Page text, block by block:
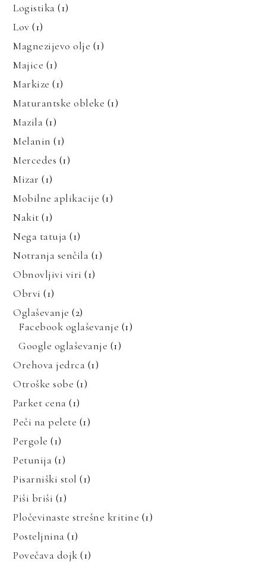
Logistika (1)
Lov (1)
Magnezijevo olje (1)
Majice (1)
Markize (1)
Maturantske obleke (1)
Mazila (1)
Melanin (1)
Mercedes (1)
Mizar (1)
Mobilne aplikacije (1)
Nakit (1)
Nega tatuja (1)
Notranja senčila (1)
Obnovljivi viri (1)
Obrvi (1)
Oglaševanje (2)
Facebook oglaševanje (1)
Google oglaševanje (1)
Orehova jedrca (1)
Otroške sobe (1)
Parket cena (1)
Peči na pelete (1)
Pergole (1)
Petunija (1)
Pisarniški stol (1)
Piši briši (1)
Pločevinaste strešne kritine (1)
Posteljnina (1)
Povečava dojk (1)